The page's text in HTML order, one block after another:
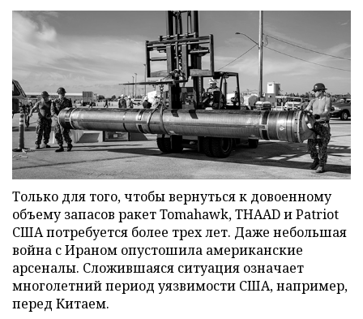
Только для того, чтобы вернуться к довоенному
объему запасов ракет Tomahawk, THAAD и Patriot
США потребуется более трех лет. Даже небольшая
война с Ираном опустошила американские
арсеналы. Сложившаяся ситуация означает
многолетний период уязвимости США, например,
перед Китаем.